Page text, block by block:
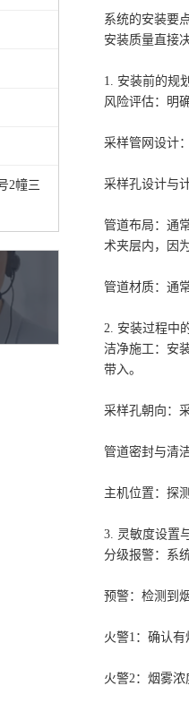
2幢三
系统的安装要
安装质量直接
1. 安装前的规
风险评估：明
采样管网设计：
采样孔设计与
管道布局：通
术夹层内，因
管道材质：通
2. 安装过程中
洁净施工：安
带入。
采样孔朝向：
管道密封与清
主机位置：探
3. 灵敏度设置
分级报警：系
预警：检测到
火警1：确认有
火警2：烟雾